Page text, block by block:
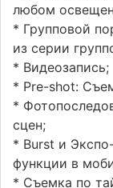
любом
* Групповой
из серии
* Видеозапись;
* Pre-shot:
*
сцен;
* Burst и
функции в
* Съемка по